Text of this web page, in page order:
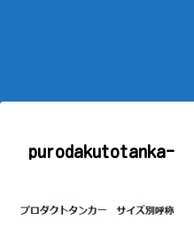
purodakutotanka-